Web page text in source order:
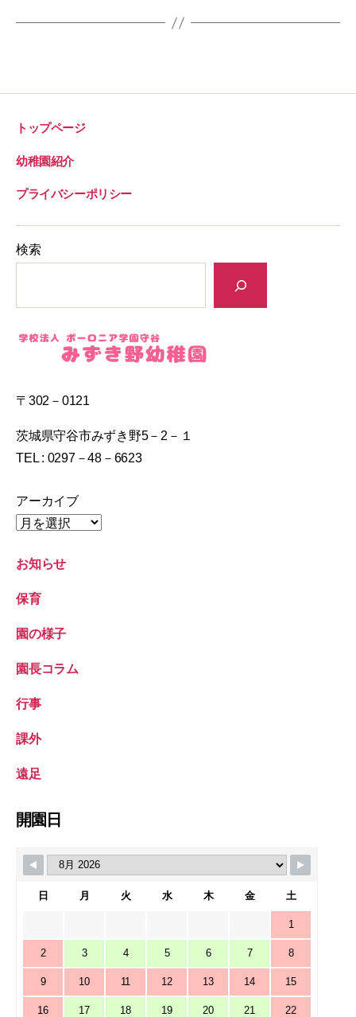
トップページ
幼稚園紹介
プライバシーポリシー
検索
〒302－0121
茨城県守谷市みずき野5－2－１
TEL : 0297－48－6623
アーカイブ
お知らせ
保育
園の様子
園長コラム
行事
課外
遠足
開園日
日 月 火 水 木 金 土
1
2 3 4 5 6 7 8
9 10 11 12 13 14 15
16 17 18 19 20 21 22